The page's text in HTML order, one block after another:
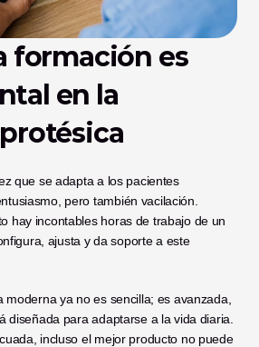
formación es
en la
que se adapta a los pacientes
pero también vacilación.
hay incontables horas de trabajo de un
ajusta y da soporte a este
moderna ya no es sencilla; es avanzada,
diseñada para adaptarse a la vida diaria.
incluso el mejor producto no puede